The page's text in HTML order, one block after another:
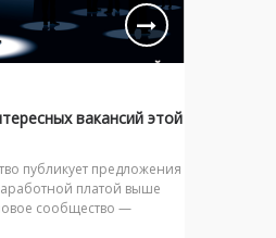
вакансий этой
публикует предложения
платой выше
сообщество —